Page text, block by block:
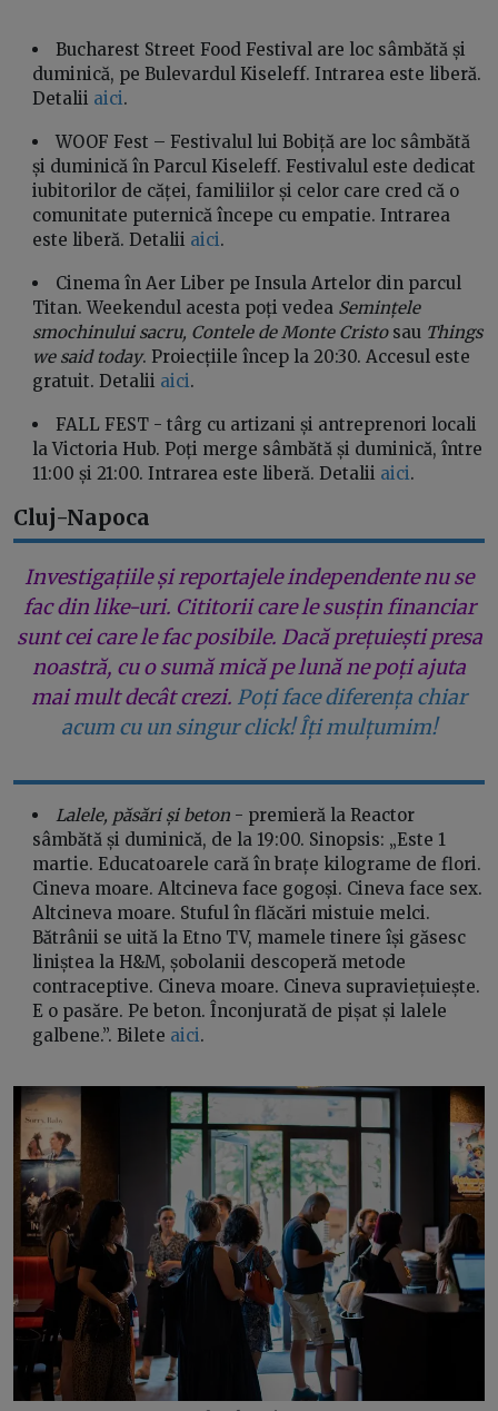
Bucharest Street Food Festival are loc sâmbătă și
duminică, pe Bulevardul Kiseleff. Intrarea este liberă.
Detalii aici.
WOOF Fest – Festivalul lui Bobiță are loc sâmbătă
și duminică în Parcul Kiseleff. Festivalul este dedicat
iubitorilor de căței, familiilor și celor care cred că o
comunitate puternică începe cu empatie. Intrarea
este liberă. Detalii aici.
Cinema în Aer Liber pe Insula Artelor din parcul
Titan. Weekendul acesta poți vedea Semințele
smochinului sacru, Contele de Monte Cristosau Things
we said today. Proiecțiile încep la 20:30. Accesul este
gratuit. Detalii aici.
FALL FEST - târg cu artizani și antreprenori locali
la Victoria Hub. Poți merge sâmbătă și duminică, între
11:00 și 21:00. Intrarea este liberă. Detalii aici.
Cluj-Napoca
Investigațiile și reportajele independente nu se
fac din like-uri. Cititorii care le susțin financiar
sunt cei care le fac posibile. Dacă prețuiești presa
noastră, cu o sumă mică pe lună ne poți ajuta
mai mult decât crezi. Poți face diferența chiar
acum cu un singur click! Îți mulțumim!
Lalele, păsări și beton - premieră la Reactor
sâmbătă și duminică, de la 19:00. Sinopsis: „Este 1
martie. Educatoarele cară în brațe kilograme de flori.
Cineva moare. Altcineva face gogoși. Cineva face sex.
Altcineva moare. Stuful în flăcări mistuie melci.
Bătrânii se uită la Etno TV, mamele tinere își găsesc
liniștea la H&M, șobolanii descoperă metode
contraceptive. Cineva moare. Cineva supraviețuiește.
E o pasăre. Pe beton. Înconjurată de pișat și lalele
galbene.”. Bilete aici.